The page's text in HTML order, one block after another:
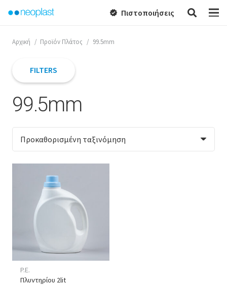
verified Πιστοποιήσεις
Αρχική / Προϊόν Πλάτος / 99.5mm
99.5mm
P.E.
Πλυντηρίου 2lit
FILTERS